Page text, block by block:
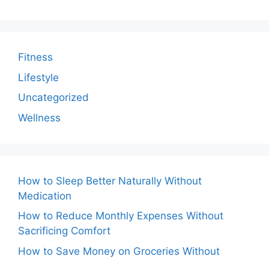
Fitness
Lifestyle
Uncategorized
Wellness
How to Sleep Better Naturally Without
Medication
How to Reduce Monthly Expenses Without
Sacrificing Comfort
How to Save Money on Groceries Without